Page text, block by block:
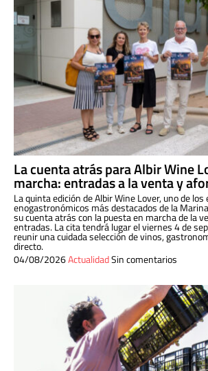
La cuenta atrás para Albir Wine
marcha: entradas a la venta y
La quinta edición de Albir Wine Lover, uno de
enogastronómicos más destacados de la
su cuenta atrás con la puesta en marcha de la
entradas. La cita tendrá lugar el viernes 4 de
reunir una cuidada selección de vinos,
directo.
04/08/2026ActualidadSin comentarios